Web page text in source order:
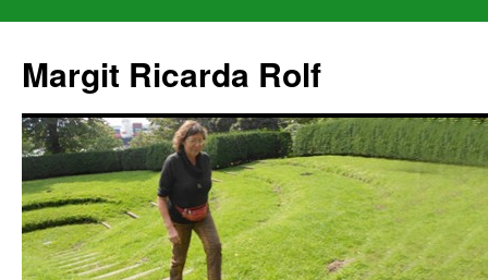
springen
Margit Ricarda Rolf